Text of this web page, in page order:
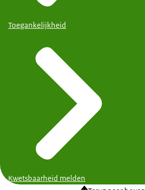
Toegankelijkheid
Kwetsbaarheid melden